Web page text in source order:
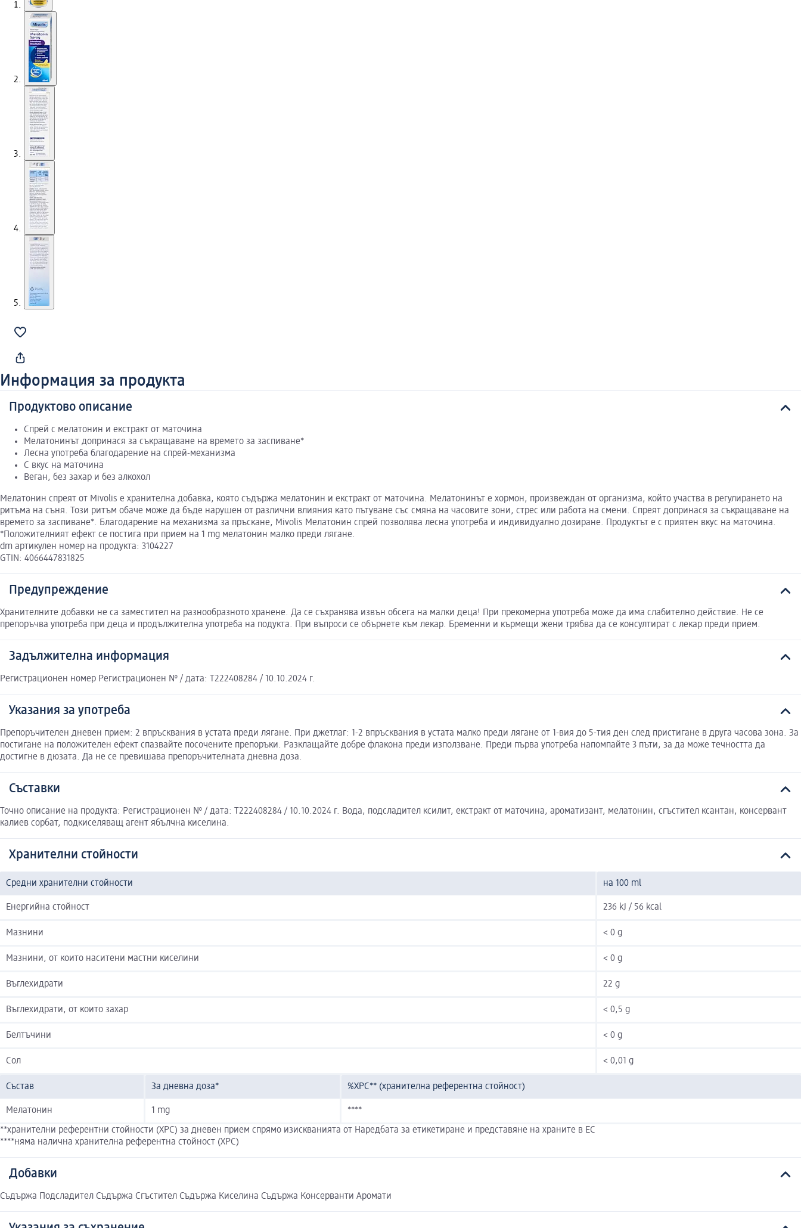
Информация за продукта
Продуктово описание
Спрей с мелатонин и екстракт от маточина
Мелатонинът допринася за съкращаване на времето за заспиване*
Лесна употреба благодарение на спрей-механизма
С вкус на маточина
Веган, без захар и без алкохол
Мелатонин спреят от Mivolis е хранителна добавка, която съдържа мелатонин и екстракт от маточина. Мелатонинът е хормон, произвеждан от организма, който участва в регулирането на
ритъма на съня. Този ритъм обаче може да бъде нарушен от различни влияния като пътуване със смяна на часовите зони, стрес или работа на смени. Спреят допринася за съкращаване на
времето за заспиване*. Благодарение на механизма за пръскане, Mivolis Мелатонин спрей позволява лесна употреба и индивидуално дозиране. Продуктът е с приятен вкус на маточина.
*Положителният ефект се постига при прием на 1 mg мелатонин малко преди лягане.
dm артикулен номер на продукта: 3104227
GTIN: 4066447831825
Предупреждение
Хранителните добавки не са заместител на разнообразното хранене. Да се съхранява извън обсега на малки деца! При прекомерна употреба може да има слабително действие. Не се
препоръчва употреба при деца и продължителна употреба на подукта. При въпроси се обърнете към лекар. Бременни и кърмещи жени трябва да се консултират с лекар преди прием.
Задължителна информация
Регистрационен номер Регистрационен № / дата: T222408284 / 10.10.2024 г.
Указания за употреба
Препоръчителен дневен прием: 2 впръсквания в устата преди лягане. При джетлаг: 1-2 впръсквания в устата малко преди лягане от 1-вия до 5-тия ден след пристигане в друга часова зона. За
постигане на положителен ефект спазвайте посочените препоръки. Разклащайте добре флакона преди използване. Преди първа употреба напомпайте 3 пъти, за да може течността да
достигне в дюзата. Да не се превишава препоръчителната дневна доза.
Съставки
Точно описание на продукта: Регистрационен № / дата: T222408284 / 10.10.2024 г. Вода, подсладител ксилит, екстракт от маточина, ароматизант, мелатонин, сгъстител ксантан, консервант
калиев сорбат, подкиселяващ агент ябълчна киселина.
Хранителни стойности
Средни хранителни стойности на 100 ml
Енергийна стойност 236 kJ / 56 kcal
Мазнини < 0 g
Мазнини, от които наситени мастни киселини < 0 g
Въглехидрати 22 g
Въглехидрати, от които захар < 0,5 g
Белтъчини < 0 g
Сол < 0,01 g
Състав За дневна доза* %ХРС** (хранителна референтна стойност)
Мелатонин 1 mg ****
**хранителни референтни стойности (ХРС) за дневен прием спрямо изискванията от Наредбата за етикетиране и представяне на храните в ЕС
****няма налична хранителна референтна стойност (ХРС)
Добавки
Съдържа Подсладител Съдържа Сгъстител Съдържа Киселина Съдържа Консерванти Аромати